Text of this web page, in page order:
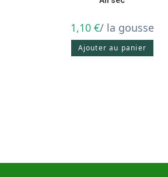
1,10 €/ la gousse
Ajouter au panier